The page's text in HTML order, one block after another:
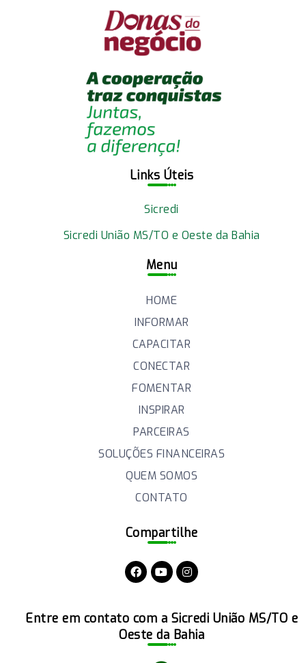
Links Úteis
Sicredi
Sicredi União MS/TO e Oeste da Bahia
Menu
HOME
INFORMAR
CAPACITAR
CONECTAR
FOMENTAR
INSPIRAR
PARCEIRAS
SOLUÇÕES FINANCEIRAS
QUEM SOMOS
CONTATO
Compartilhe
Entre em contato com a Sicredi União MS/TO e
Oeste da Bahia